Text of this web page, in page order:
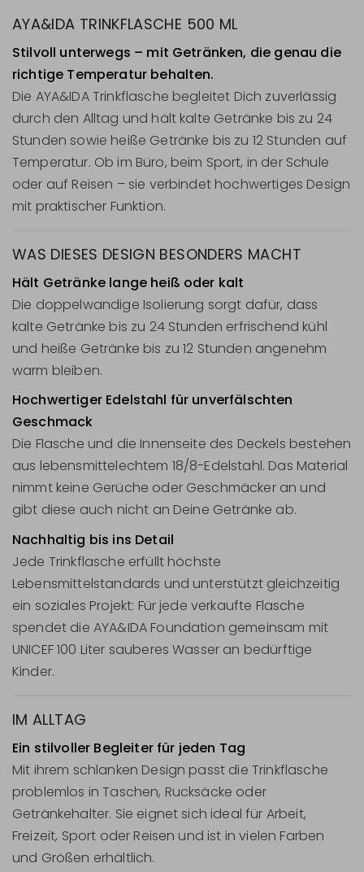
AYA&IDA TRINKFLASCHE 500 ML
Stilvoll unterwegs – mit Getränken, die genau die
richtige Temperatur behalten.
Die AYA&IDA Trinkflasche begleitet Dich zuverlässig
durch den Alltag und hält kalte Getränke bis zu 24
Stunden sowie heiße Getränke bis zu 12 Stunden auf
Temperatur. Ob im Büro, beim Sport, in der Schule
oder auf Reisen – sie verbindet hochwertiges Design
mit praktischer Funktion.
WAS DIESES DESIGN BESONDERS MACHT
Hält Getränke lange heiß oder kalt
Die doppelwandige Isolierung sorgt dafür, dass
kalte Getränke bis zu 24 Stunden erfrischend kühl
und heiße Getränke bis zu 12 Stunden angenehm
warm bleiben.
Hochwertiger Edelstahl für unverfälschten
Geschmack
Die Flasche und die Innenseite des Deckels bestehen
aus lebensmittelechtem 18/8-Edelstahl. Das Material
nimmt keine Gerüche oder Geschmäcker an und
gibt diese auch nicht an Deine Getränke ab.
Nachhaltig bis ins Detail
Jede Trinkflasche erfüllt höchste
Lebensmittelstandards und unterstützt gleichzeitig
ein soziales Projekt: Für jede verkaufte Flasche
spendet die AYA&IDA Foundation gemeinsam mit
UNICEF 100 Liter sauberes Wasser an bedürftige
Kinder.
IM ALLTAG
Ein stilvoller Begleiter für jeden Tag
Mit ihrem schlanken Design passt die Trinkflasche
problemlos in Taschen, Rucksäcke oder
Getränkehalter. Sie eignet sich ideal für Arbeit,
Freizeit, Sport oder Reisen und ist in vielen Farben
und Größen erhältlich.